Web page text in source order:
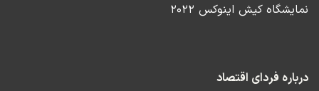
نمایشگاه کیش اینوکس ۲۰۲۲
درباره فردای اقتصاد